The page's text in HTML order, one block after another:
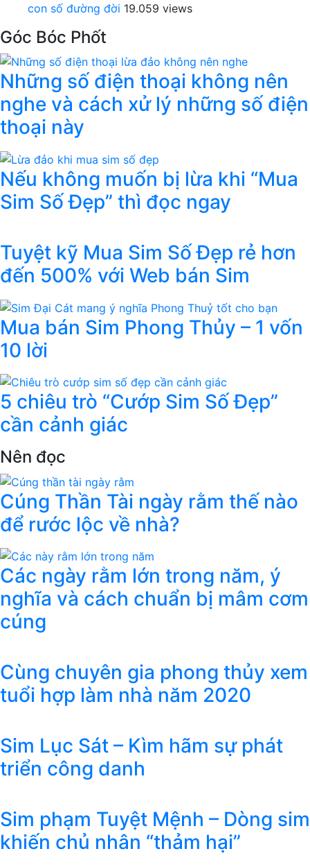
con số đường đời 19.059 views
Góc Bóc Phốt
Những số điện thoại không nên
nghe và cách xử lý những số điện
thoại này
Nếu không muốn bị lừa khi “Mua
Sim Số Đẹp” thì đọc ngay
Tuyệt kỹ Mua Sim Số Đẹp rẻ hơn
đến 500% với Web bán Sim
Mua bán Sim Phong Thủy – 1 vốn
10 lời
5 chiêu trò “Cướp Sim Số Đẹp”
cần cảnh giác
Nên đọc
Cúng Thần Tài ngày rằm thế nào
để rước lộc về nhà?
Các ngày rằm lớn trong năm, ý
nghĩa và cách chuẩn bị mâm cơm
cúng
Cùng chuyên gia phong thủy xem
tuổi hợp làm nhà năm 2020
Sim Lục Sát – Kìm hãm sự phát
triển công danh
Sim phạm Tuyệt Mệnh – Dòng sim
khiến chủ nhân “thảm hại”